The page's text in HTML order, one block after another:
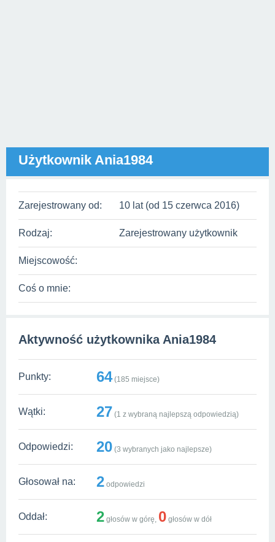
Użytkownik Ania1984
Zarejestrowany od: 10 lat (od 15 czerwca 2016)
Rodzaj: Zarejestrowany użytkownik
Miejscowość:
Coś o mnie:
Aktywność użytkownika Ania1984
Punkty: 64(185 miejsce)
Wątki: 27 (1 z wybraną najlepszą odpowiedzią)
Odpowiedzi: 20 (3 wybranych jako najlepsze)
Głosował na: 2 odpowiedzi
Oddał: 2 głosów w górę, 0 głosów w dół